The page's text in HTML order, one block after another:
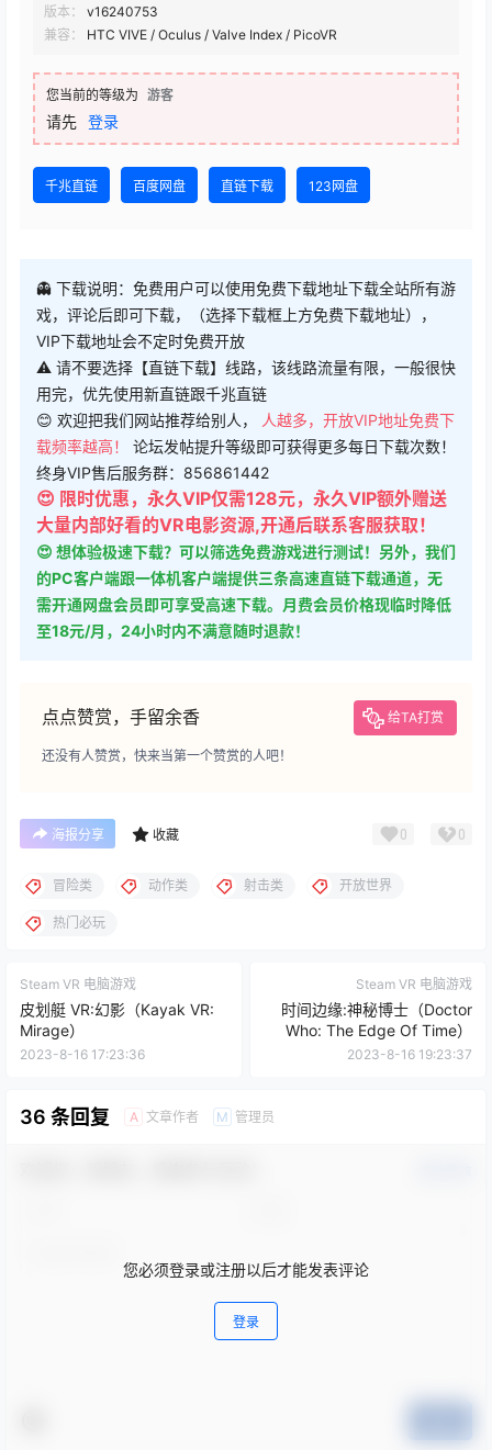
版本：
v16240753
兼容：
HTC VIVE / Oculus / Valve Index / PicoVR
您当前的等级为 游客
请先 登录
千兆直链 百度网盘 直链下载 123网盘
👻 下载说明：免费用户可以使用免费下载地址下载全站所有游
戏，评论后即可下载，（选择下载框上方免费下载地址），
VIP下载地址会不定时免费开放
⚠ 请不要选择【直链下载】线路，该线路流量有限，一般很快
用完，优先使用新直链跟千兆直链
😊 欢迎把我们网站推荐给别人， 人越多，开放VIP地址免费下
载频率越高！ 论坛发帖提升等级即可获得更多每日下载次数！
终身VIP售后服务群：856861442
😍 限时优惠，永久VIP仅需128元，永久VIP额外赠送
大量内部好看的VR电影资源,开通后联系客服获取！
😍 想体验极速下载？可以筛选免费游戏进行测试！另外，我们
的PC客户端跟一体机客户端提供三条高速直链下载通道，无
需开通网盘会员即可享受高速下载。月费会员价格现临时降低
至18元/月，24小时内不满意随时退款！
点点赞赏，手留余香 给TA打赏
还没有人赞赏，快来当第一个赞赏的人吧！
海报分享 收藏 0 0
冒险类 动作类 射击类 开放世界
热门必玩
Steam VR 电脑游戏
皮划艇 VR:幻影（Kayak VR:
Mirage）
2023-8-16 17:23:36
Steam VR 电脑游戏
时间边缘:神秘博士（Doctor
Who: The Edge Of Time）
2023-8-16 19:23:37
36 条回复 A 文章作者 M 管理员
您必须登录或注册以后才能发表评论
登录